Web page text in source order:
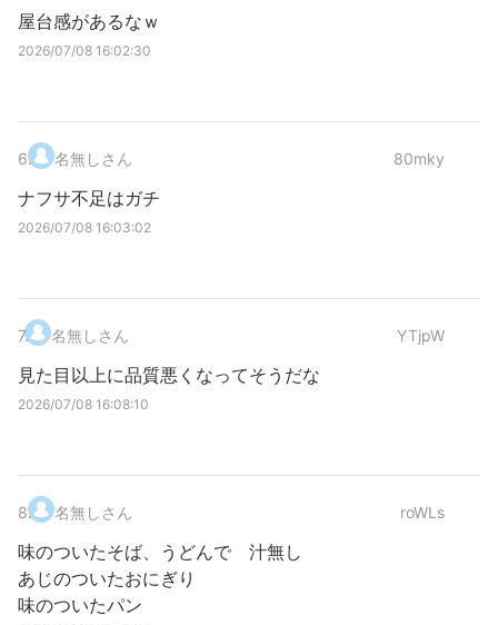
屋台感があるなｗ
2026/07/08 16:02:30
6. 名無しさん 80mky
ナフサ不足はガチ
2026/07/08 16:03:02
7. 名無しさん YTjpW
見た目以上に品質悪くなってそうだな
2026/07/08 16:08:10
8. 名無しさん roWLs
味のついたそば、うどんで 汁無し
あじのついたおにぎり
味のついたパン